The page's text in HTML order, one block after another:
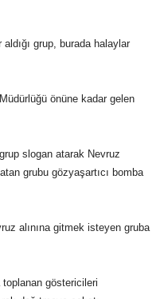
grup, burada halaylar
önüne kadar gelen
slogan atarak Nevruz
grubu gözyaşartıcı bomba
alınına gitmek isteyen gruba
göstericileri